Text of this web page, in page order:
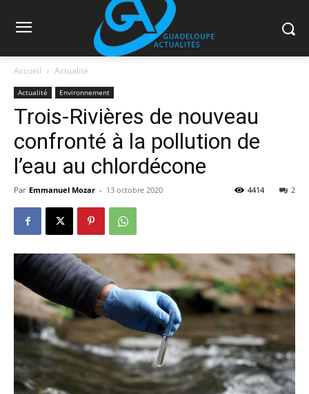
Accueil Actualité
Actualité Environnement
Trois-Rivières de nouveau
confronté à la pollution de
l’eau au chlordécone
Par Emmanuel Mozar - 13 octobre 2020 2
4414